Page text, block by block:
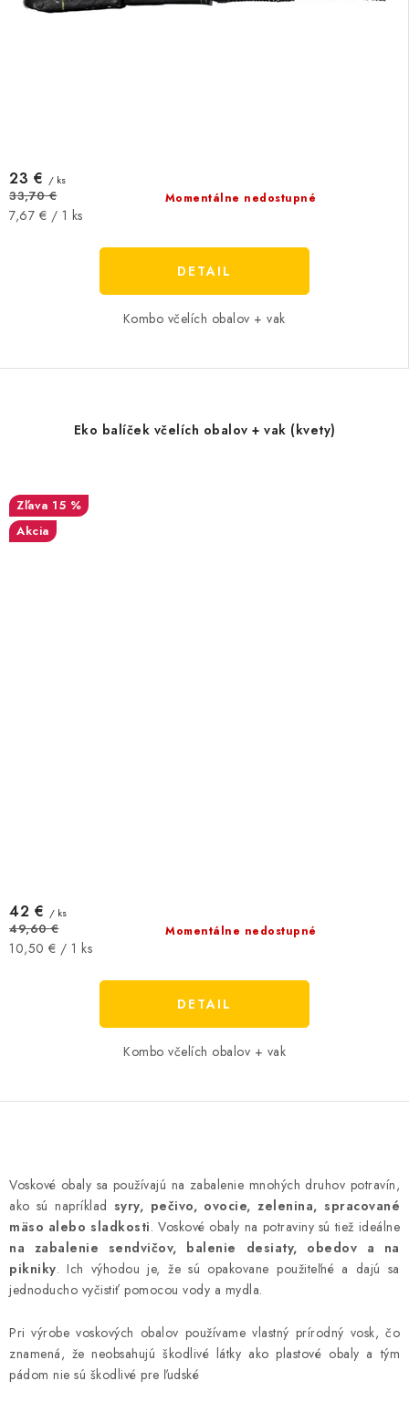
Momentálne nedostupné
23 € / ks
33,70 €
Jednotková
7,67 € / 1 ks
DETAIL
Kombo včelích obalov + vak
Eko balíček včelích obalov + vak (kvety)
15 %
Akcia
Momentálne nedostupné
42 € / ks
49,60 €
Jednotková
10,50 € / 1 ks
DETAIL
Kombo včelích obalov + vak
v
l
á
d
a
c
i
e
p
Voskové obaly sa používajú na zabalenie mnohých druhov potravín,
ako sú napríklad syry, pečivo, ovocie, zelenina, spracované
mäso alebo sladkosti. Voskové obaly na potraviny sú tiež ideálne
na zabalenie sendvičov, balenie desiaty, obedov a na
pikniky. Ich výhodou je, že sú opakovane použiteľné a dajú sa
jednoducho vyčistiť pomocou vody a mydla.
Pri výrobe voskových obalov používame vlastný prírodný vosk, čo
znamená, že neobsahujú škodlivé látky ako plastové obaly a tým
pádom nie sú škodlivé pre ľudské